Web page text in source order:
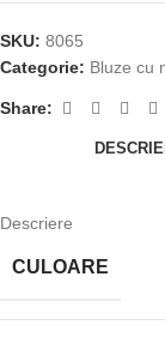
SKU: 8065
Categorie: Bluze cu
Share:
Descriere
CULOARE